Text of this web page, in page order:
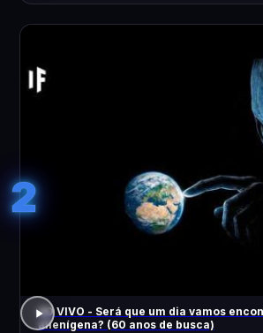
2
AO VIVO - Será que um dia vamos
alienígena? (60 anos de busca)